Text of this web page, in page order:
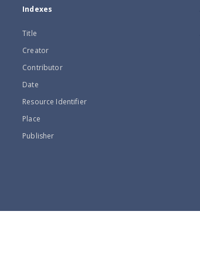
Indexes
Title
Creator
Contributor
Date
Resource Identifier
Place
Publisher